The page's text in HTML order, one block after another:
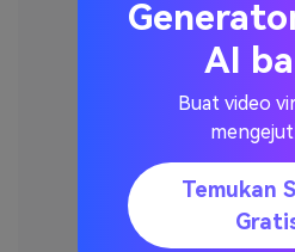
AI
Buat video
Temukan